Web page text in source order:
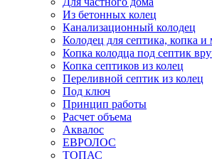
Из бетонных колец
Канализационный колодец
Колодец для септика, копка
Копка колодца под септик
Копка септиков из колец
Переливной септик из колец
Под ключ
Принцип работы
Расчет объема
Аквалос
ЕВРОЛОС
ТОПАС